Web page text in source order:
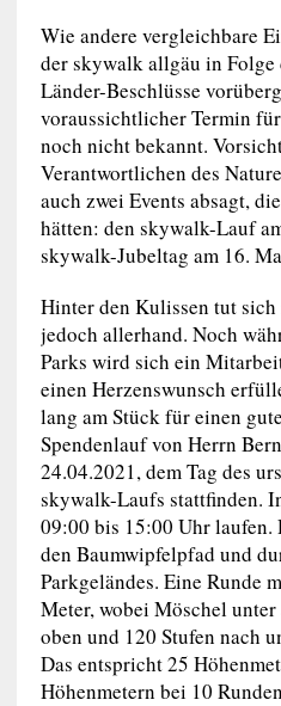
Wie andere vergleichbare
der skywalk allgäu in
Länder-Beschlüsse
voraussichtlicher Termin
noch nicht bekannt.
Verantwortlichen des
auch zwei Events absagt,
hätten: den skywalk-Lauf
skywalk-Jubeltag am 16.
Hinter den Kulissen tut
jedoch allerhand. Noch
Parks wird sich ein
einen Herzenswunsch
lang am Stück für einen
Spendenlauf von Herrn
24.04.2021, dem Tag des
skywalk-Laufs stattfinden.
09:00 bis 15:00 Uhr
den Baumwipfelpfad und
Parkgeländes. Eine Runde
Meter, wobei Möschel
oben und 120 Stufen nach
Das entspricht 25
Höhenmetern bei 10